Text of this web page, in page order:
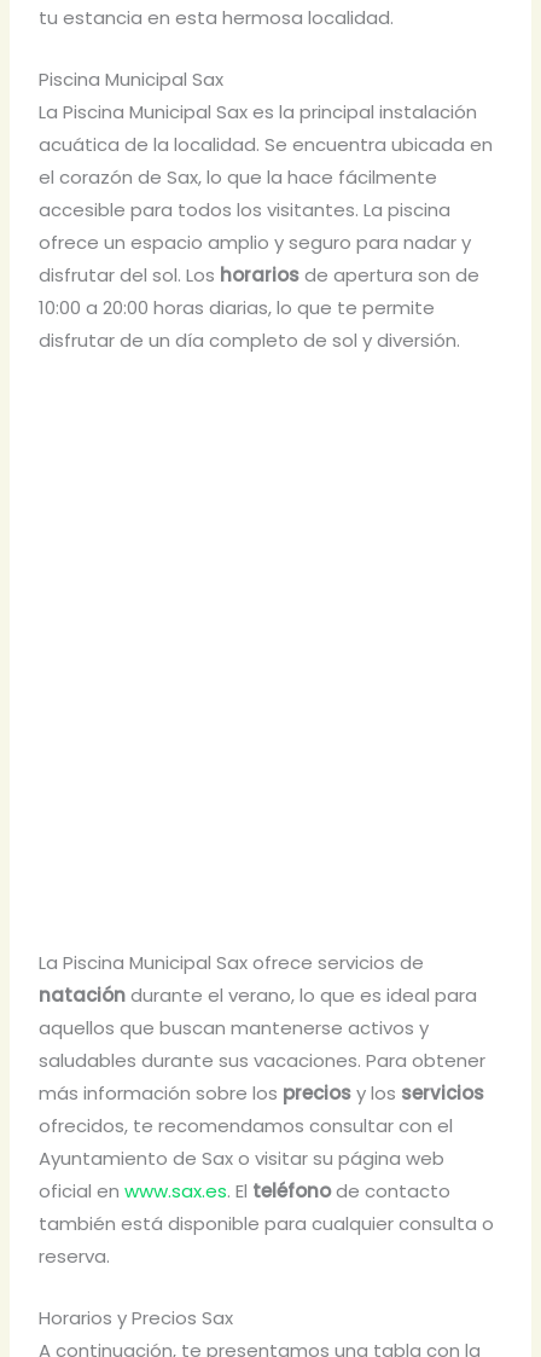
tu estancia en esta hermosa localidad.
Piscina Municipal Sax
La Piscina Municipal Sax es la principal instalación
acuática de la localidad. Se encuentra ubicada en
el corazón de Sax, lo que la hace fácilmente
accesible para todos los visitantes. La piscina
ofrece un espacio amplio y seguro para nadar y
disfrutar del sol. Los horariosde apertura son de
10:00 a 20:00 horas diarias, lo que te permite
disfrutar de un día completo de sol y diversión.
La Piscina Municipal Sax ofrece servicios de
natacióndurante el verano, lo que es ideal para
aquellos que buscan mantenerse activos y
saludables durante sus vacaciones. Para obtener
más información sobre los preciosy los servicios
ofrecidos, te recomendamos consultar con el
Ayuntamiento de Sax o visitar su página web
oficial enwww.sax.es. El teléfonode contacto
también está disponible para cualquier consulta o
reserva.
Horarios y Precios Sax
A continuación, te presentamos una tabla con la